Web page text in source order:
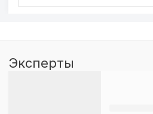
Эксперты